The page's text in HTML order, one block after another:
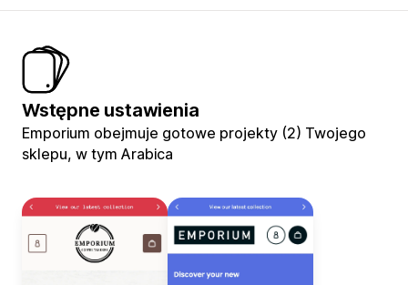
Wstępne ustawienia
Emporium obejmuje gotowe projekty (2) Twojego
sklepu, w tym Arabica